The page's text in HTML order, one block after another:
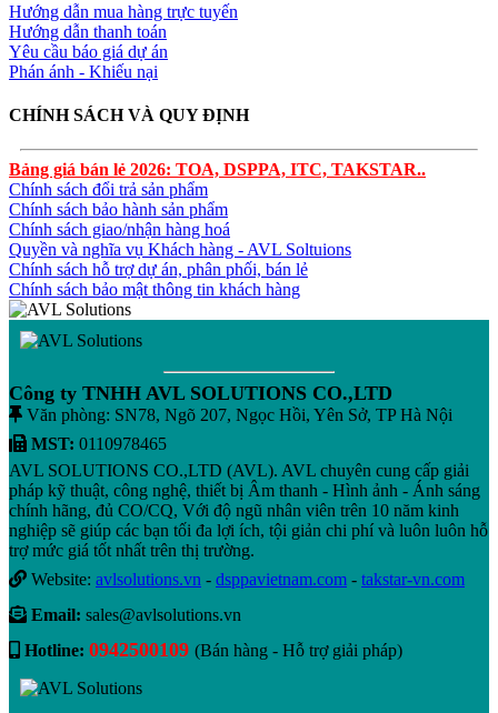
Hướng dẫn mua hàng trực tuyến
Hướng dẫn thanh toán
Yêu cầu báo giá dự án
Phán ánh - Khiếu nại
CHÍNH SÁCH VÀ QUY ĐỊNH
Bảng giá bán lẻ 2026: TOA, DSPPA, ITC, TAKSTAR..
Chính sách đổi trả sản phẩm
Chính sách bảo hành sản phẩm
Chính sách giao/nhận hàng hoá
Quyền và nghĩa vụ Khách hàng - AVL Soltuions
Chính sách hỗ trợ dự án, phân phối, bán lẻ
Chính sách bảo mật thông tin khách hàng
Công ty TNHH AVL SOLUTIONS CO.,LTD
Văn phòng: SN78, Ngõ 207, Ngọc Hồi, Yên Sở, TP Hà Nội
MST: 0110978465
AVL SOLUTIONS CO.,LTD (AVL). AVL chuyên cung cấp giải
pháp kỹ thuật, công nghệ, thiết bị Âm thanh - Hình ảnh - Ánh sáng
chính hãng, đủ CO/CQ, Với độ ngũ nhân viên trên 10 năm kinh
nghiệp sẽ giúp các bạn tối đa lợi ích, tội giản chi phí và luôn luôn hỗ
trợ mức giá tốt nhất trên thị trường.
Website: avlsolutions.vn - dsppavietnam.com - takstar-vn.com
Email: sales@avlsolutions.vn
Hotline: 0942500109 (Bán hàng - Hỗ trợ giải pháp)